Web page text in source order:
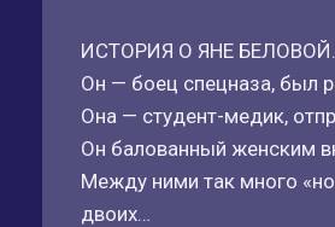
ИСТОРИЯ О ЯНЕ
Он — боец спецназа, был
Она — студент-медик,
Он балованный женским
Между ними так много
двоих…